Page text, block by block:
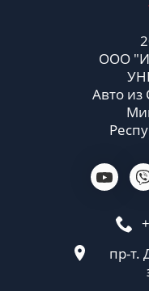
ООО
Авто из
пр-т.